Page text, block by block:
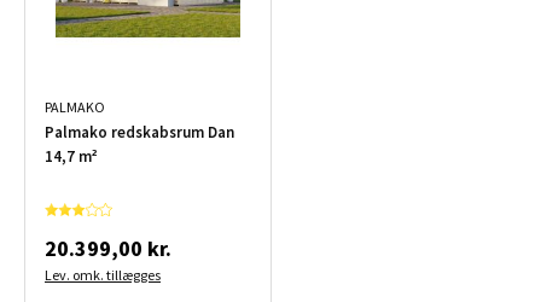
PALMAKO
Palmako redskabsrum Dan
14,7 m²
20.399,00 kr.
Lev. omk. tillægges